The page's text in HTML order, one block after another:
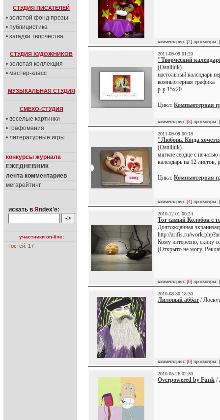
СТУДИЯ ПИСАТЕЛЕЙ
• золотой фонд прозы
• публицистика
• загадки творчества
СТУДИЯ ХУДОЖНИКОВ
• золотая коллекция
• мастер-класс
МУЗЫКАЛЬНАЯ СТУДИЯ
СМЕХО-СТУДИЯ
• веселые картинки
• графомания
• литературные игры
конкурсы журнала
ЕЖЕДНЕВНИК
лента комментариев
мегарейтинг
искать в Я ndex'е:
участники on-line:
Гостей: 17
комментарии: [2] просмотры: [
2011-09-09 01:20
"Творческий
(Daniliuk)
настольный календарь
компьютерная графика
р-р 15х20
Цикл: Компьютерная
комментарии: [5] просмотры: [
2011-09-09 00:18
"Любовь. Когда
(Daniliuk)
мягкое сердце с
календарь на 12 листов,
Цикл: Компьютерная
комментарии: [4] просмотры: [
2010-12-01 00:24
Тот самый Колобок с
Долгожданная
http://arifis.ru/
Кому интересно, скину
(Открыто не могу.
комментарии: [0] просмотры: [
2010-08-30 18:30
Лиловый аббат /
комментарии: [0] просмотры: [
2010-05-26 02:30
Overpowered by Funk /